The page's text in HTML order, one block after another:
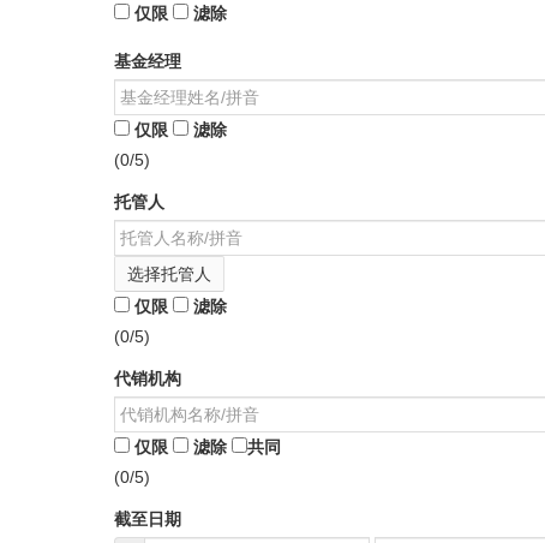
仅限
滤除
基金经理
仅限
滤除
(0/5)
托管人
选择托管人
仅限
滤除
(0/5)
代销机构
仅限 滤除
共同
(0/5)
截至日期